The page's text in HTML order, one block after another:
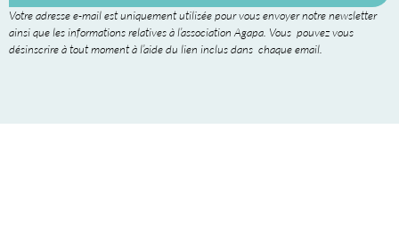
Votre adresse e-mail est uniquement utilisée pour vous envoyer notre newsletter
ainsi que les informations relatives à l’association Agapa. Vous pouvez vous
désinscrire à tout moment à l’aide du lien inclus dans chaque email.